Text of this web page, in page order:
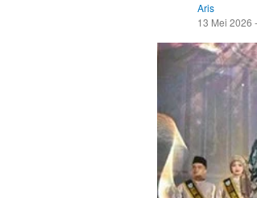
Aris
13 Mei 2026